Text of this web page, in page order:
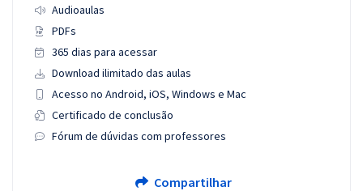
Audioaulas
PDFs
365 dias para acessar
Download ilimitado das aulas
Acesso no Android, iOS, Windows e Mac
Certificado de conclusão
Fórum de dúvidas com professores
Compartilhar